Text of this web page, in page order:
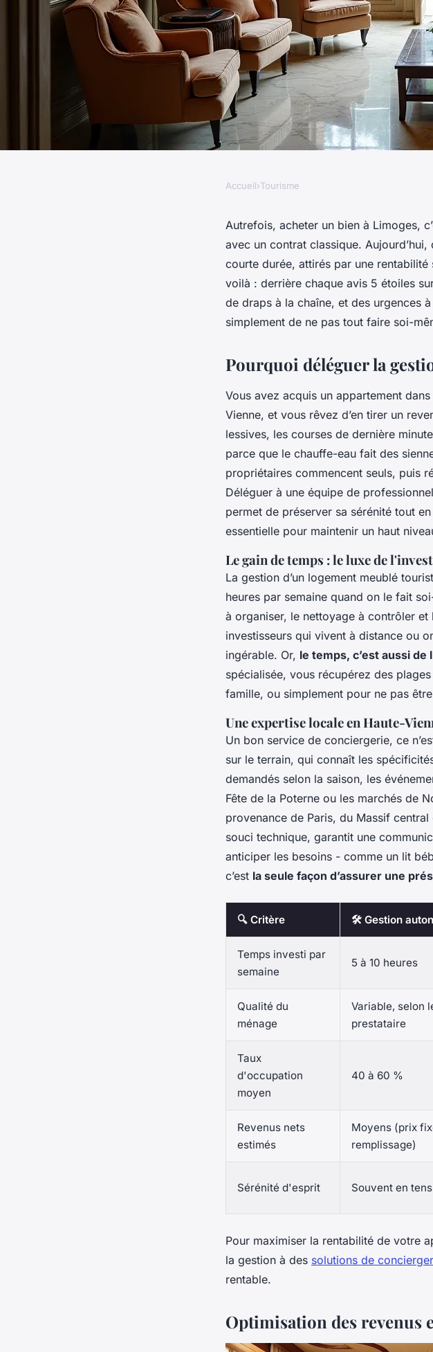
La conciergerie à Limoges :
inhabituel pour
11 min de lecture
Accueil›Tourisme
Autrefois, acheter un bien à Limoges,
avec un contrat classique.
courte durée, attirés par une
voilà : derrière chaque avis 5 étoiles
de draps à la chaîne, et des urgences
simplement de ne pas tout faire soi-
Pourquoi déléguer la
Vous avez acquis un appartement
Vienne, et vous rêvez d’en tirer un
lessives, les courses de dernière
parce que le chauffe-eau fait des
propriétaires commencent seuls, puis
Déléguer à une équipe de
permet de préserver sa sérénité tout
essentielle pour maintenir un haut
Le gain de temps : le luxe de
La gestion d’un logement meublé
heures par semaine quand on le fait
à organiser, le nettoyage à contrôler
investisseurs qui vivent à distance ou
ingérable. Or, le temps, c’est aussi de
spécialisée, vous récupérez des
famille, ou simplement pour ne pas
Une expertise locale en Haute-
Un bon service de conciergerie, ce
sur le terrain, qui connaît les
demandés selon la saison, les
Fête de la Poterne ou les marchés de
provenance de Paris, du Massif
souci technique, garantit une
anticiper les besoins - comme un lit
c’est la seule façon d’assurer une
🔍 Critère 🛠️ Gestion
Temps investi par
semaine
5 à 10 heures
Qualité du
ménage
Variable, selon
prestataire
Taux
d'occupation
moyen
40 à 60 %
Revenus nets
estimés
Moyens (prix
remplissage)
Sérénité d'esprit Souvent en
Pour maximiser la rentabilité de votre
la gestion à des solutions de
rentable.
Optimisation des revenus